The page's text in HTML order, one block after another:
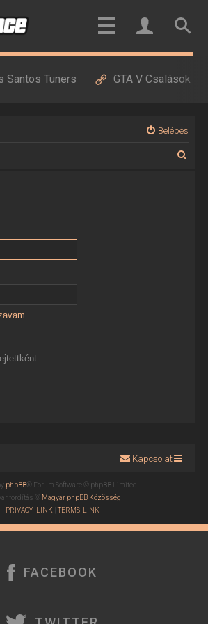
Santos Tuners GTA V Csalások
Belépés
Kapcsolat
phpBB® Forum Software © phpBB Limited
fordítás © Magyar phpBB Közösség
PRIVACY_LINK |TERMS_LINK
FACEBOOK